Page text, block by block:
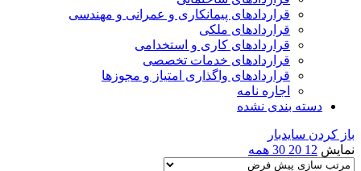
قراردادهای پیمانکاری و عمرانی و مهندسی
قراردادهای ملکی
قراردادهای کاری و استخدامی
قراردادهای خدمات تخصصی
قراردادهای واگذاری امتیاز و مجوزها
اجاره نامه
دسته بندی نشده
باز کردن سایدبار
نمایش 12
20
30 همه